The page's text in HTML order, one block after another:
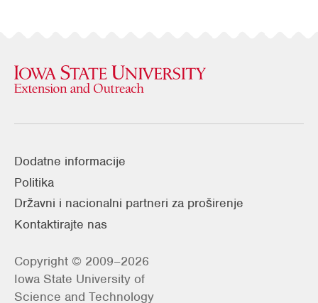
Dodatne informacije
Politika
Državni i nacionalni partneri za proširenje
Kontaktirajte nas
Copyright © 2009–2026
Iowa State University of
Science and Technology